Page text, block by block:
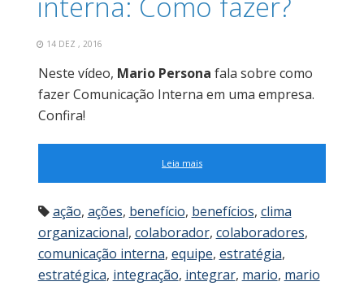
14 DEZ , 2016
Neste vídeo, Mario Persona fala sobre como
fazer Comunicação Interna em uma empresa.
Confira!
Leia mais
ação, ações, benefício, benefícios, clima
organizacional, colaborador, colaboradores,
comunicação interna, equipe, estratégia,
estratégica, integração, integrar, mario, mario